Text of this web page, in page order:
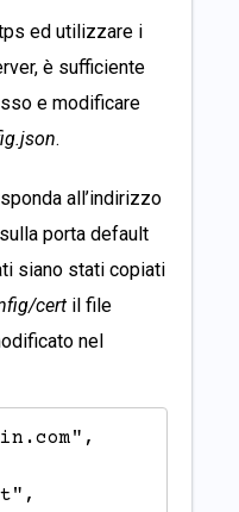
ed utilizzare i
è sufficiente
e modificare
.
all’indirizzo
sulla porta default
siano stati copiati
cert il file
nel